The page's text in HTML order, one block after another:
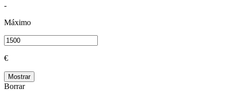
-
Máximo
€
Mostrar
Borrar